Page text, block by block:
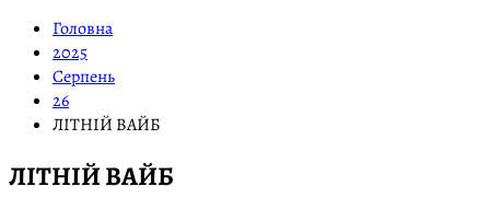
Головна
2025
Серпень
26
ЛІТНІЙ ВАЙБ
ЛІТНІЙ ВАЙБ